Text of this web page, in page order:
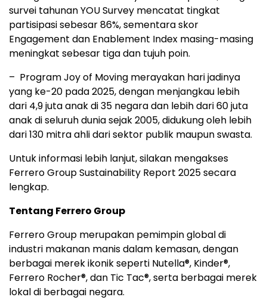
survei tahunan YOU Survey mencatat tingkat
partisipasi sebesar 86%, sementara skor
Engagement dan Enablement Index masing-masing
meningkat sebesar tiga dan tujuh poin.
– Program Joy of Moving merayakan hari jadinya
yang ke-20 pada 2025, dengan menjangkau lebih
dari 4,9 juta anak di 35 negara dan lebih dari 60 juta
anak di seluruh dunia sejak 2005, didukung oleh lebih
dari 130 mitra ahli dari sektor publik maupun swasta.
Untuk informasi lebih lanjut, silakan mengakses
Ferrero Group Sustainability Report 2025 secara
lengkap.
Tentang Ferrero Group
Ferrero Group merupakan pemimpin global di
industri makanan manis dalam kemasan, dengan
berbagai merek ikonik seperti Nutella®, Kinder®,
Ferrero Rocher®, dan Tic Tac®, serta berbagai merek
lokal di berbagai negara.